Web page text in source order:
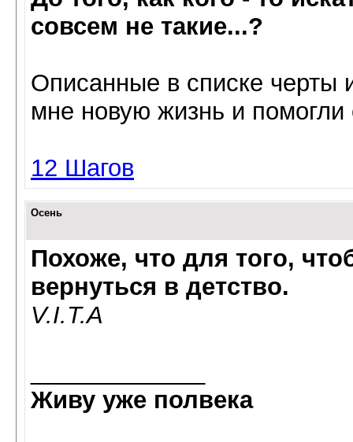
совсем не такие...?
Oписанные в списке
мне нoвую жизнь и
12 Шагов
Осень
Похоже, что для того,
вернуться в детство.
V.I.T.A
Живу уже полвека